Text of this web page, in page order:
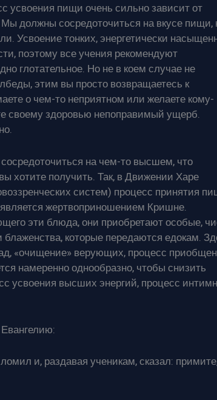
усвоения пищи очень сильно зависит от
должны сосредоточиться на вкусе пищи,
Усвоение тонких, энергетически
поэтому все учения рекомендуют
глотательное. Но не в коем случае не
этим вы просто возвращаетесь к
о чем-то неприятном или желаете кому-
своему здоровью непоправимый ущерб.
на чем-то высшем, что
хотите получить. Так, в Движении Харе
систем) процесс принятия
жертвоприношением Кришне.
эти блюда, они приобретают особые,
которые передаются едокам.
«очищение» верующих, процесс
намеренно однообразно, чтобы снизить
усвоения высших энергий, процесс
и, раздавая ученикам, сказал: